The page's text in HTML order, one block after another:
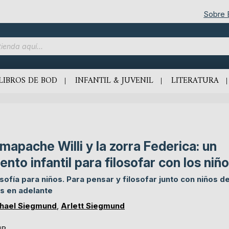
Sobre
DE BOD INFANTIL & JUVENIL LITERATURA
Willi y la zorra Federica: un
infantil para filosofar con los
para niños. Para pensar y filosofar junto con niños
en adelante
Siegmund, Arlett Siegmund